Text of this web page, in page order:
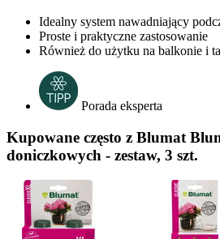
Idealny system nawadniający
Proste i praktyczne zastosowanie
Również do użytku na balkonie i
Porada eksperta
Kupowane często z Blumat
doniczkowych - zestaw, 3 szt.